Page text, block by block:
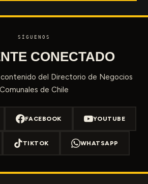
SÍGUENOS
CONECTADO
del Directorio de Negocios
Comunales de Chile
FACEBOOK YOUTUBE
TIKTOK WHATSAPP